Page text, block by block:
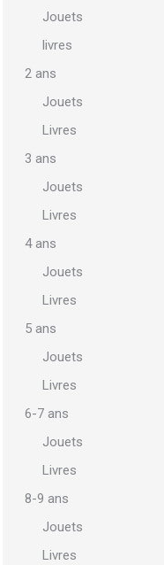
Jouets
livres
2 ans
Jouets
Livres
3 ans
Jouets
Livres
4 ans
Jouets
Livres
5 ans
Jouets
Livres
6-7 ans
Jouets
Livres
8-9 ans
Jouets
Livres